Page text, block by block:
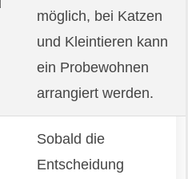
möglich, bei Katzen
und Kleintieren kann
ein Probewohnen
arrangiert werden.
Sobald die
Entscheidung